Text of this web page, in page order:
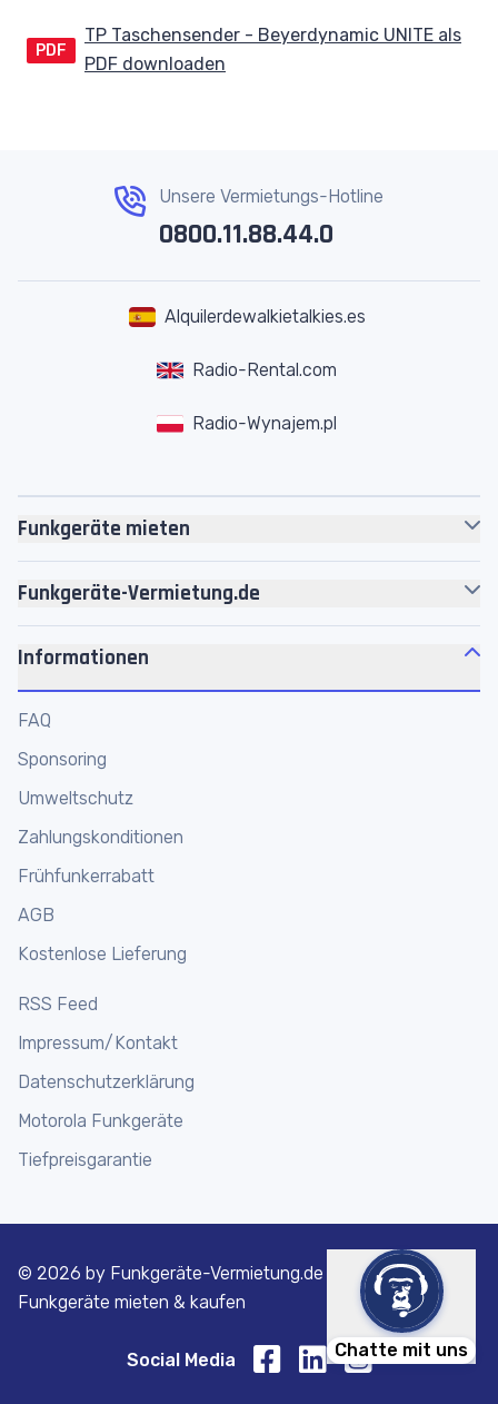
PDF
TP Taschensender - Beyerdynamic UNITE als
PDF downloaden
Chatte mit uns
Unsere Vermietungs-Hotline
0800.11.88.44.0
Alquilerdewalkietalkies.es
Radio-Rental.com
Radio-Wynajem.pl
Funkgeräte mieten
Headsets
Akkus
Zubehör
Personenführungsanlagen
Megafone
Funkmikrofone
Funkgeräte-Vermietung.de
Motorola Platin Partner
Werkstatt
Funkgeräte Shop
Funkgeräte online mieten
Informationen
FAQ
Sponsoring
Umweltschutz
Zahlungskonditionen
Frühfunkerrabatt
AGB
Kostenlose Lieferung
RSS Feed
Impressum/Kontakt
Datenschutzerklärung
Motorola Funkgeräte
Tiefpreisgarantie
© 2026 by Funkgeräte-Vermietung.de | Motorola
Funkgeräte mieten & kaufen
Social Media